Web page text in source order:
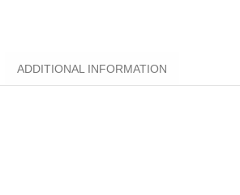
ADDITIONAL INFORMATION